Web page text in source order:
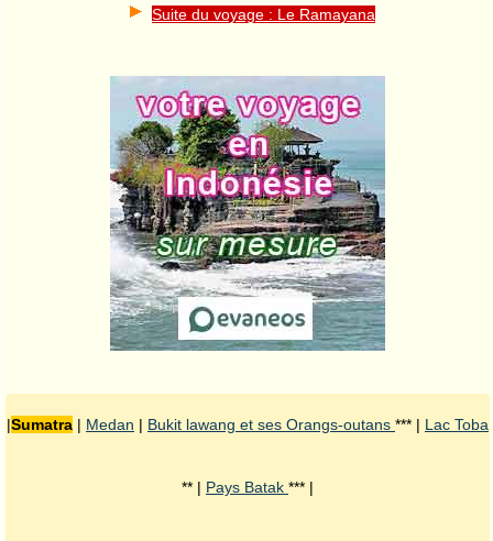
Suite du voyage : Le Ramayana
|Sumatra | Medan | Bukit lawang et ses Orangs-outans *** | Lac Toba
** | Pays Batak *** |